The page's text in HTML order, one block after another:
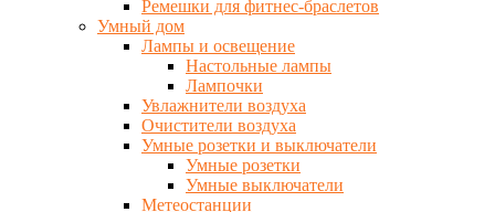
Ремешки для фитнес-браслетов
Умный дом
Лампы и освещение
Настольные лампы
Лампочки
Увлажнители воздуха
Очистители воздуха
Умные розетки и выключатели
Умные розетки
Умные выключатели
Метеостанции